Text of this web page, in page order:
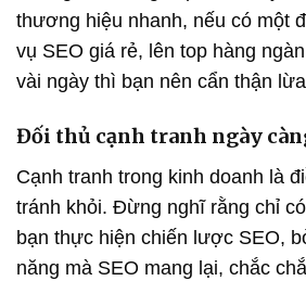
thương hiệu nhanh, nếu có một
vụ SEO giá rẻ, lên top hàng
vài ngày thì bạn nên cẩn thận
Đối thủ cạnh tranh ngày
Cạnh tranh trong kinh doanh là
tránh khỏi. Đừng nghĩ rằng chỉ
bạn thực hiện chiến lược SEO,
năng mà SEO mang lại, chắc